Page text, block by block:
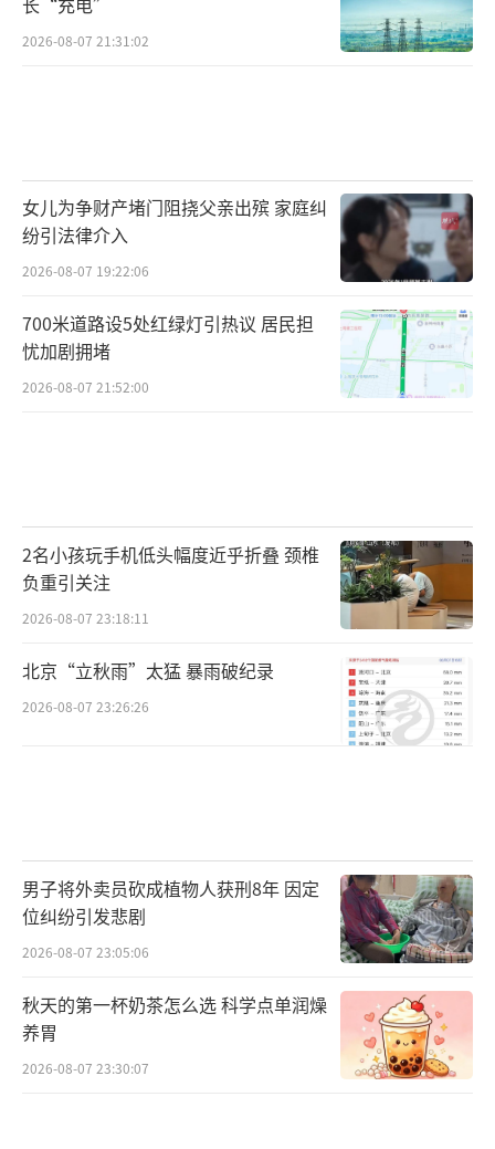
2026-08-07 21:31:02
女儿为争财产堵门阻挠父亲出殡 家庭纠
纷引法律介入
2026-08-07 19:22:06
700米道路设5处红绿灯引热议 居民担
忧加剧拥堵
2026-08-07 21:52:00
2名小孩玩手机低头幅度近乎折叠 颈椎
负重引关注
2026-08-07 23:18:11
北京“立秋雨”太猛 暴雨破纪录
2026-08-07 23:26:26
男子将外卖员砍成植物人获刑8年 因定
位纠纷引发悲剧
2026-08-07 23:05:06
秋天的第一杯奶茶怎么选 科学点单润燥
养胃
2026-08-07 23:30:07